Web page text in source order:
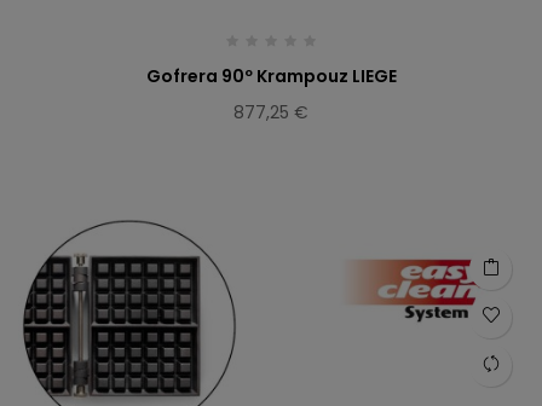
Gofrera 90º Krampouz LIEGE
877,25 €